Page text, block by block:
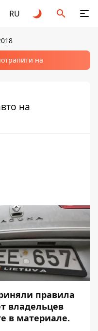
RU
на
на
правила
владельцев
в материале.